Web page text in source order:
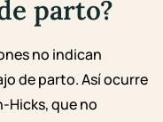
parto?
no indican
de parto. Así ocurre
Hicks, que no